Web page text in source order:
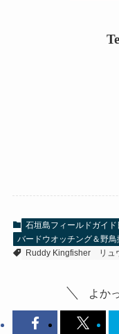
石垣島フィールドガイド
バードウオッチング＆野鳥
Ruddy Kingfisher
リュ
よか